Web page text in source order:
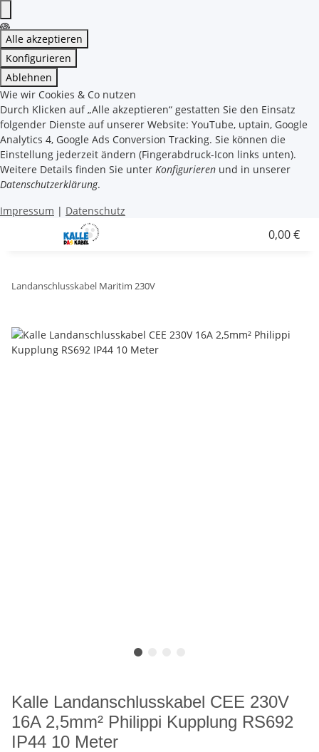
Alle akzeptieren
Konfigurieren
Ablehnen
Wie wir Cookies & Co nutzen
Durch Klicken auf „Alle akzeptieren“ gestatten Sie den Einsatz
folgender Dienste auf unserer Website: YouTube, uptain, Google
Analytics 4, Google Ads Conversion Tracking. Sie können die
Einstellung jederzeit ändern (Fingerabdruck-Icon links unten).
Weitere Details finden Sie unter Konfigurieren und in unserer
Datenschutzerklärung.
Impressum | Datenschutz
0,00 €
Landanschlusskabel Maritim 230V
Kalle Landanschlusskabel CEE 230V
16A 2,5mm² Philippi Kupplung RS692
IP44 10 Meter